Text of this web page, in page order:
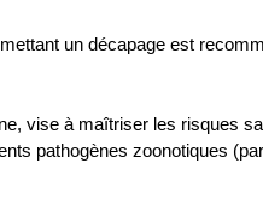
un décapage est
vise à maîtriser les risques
pathogènes zoonotiques